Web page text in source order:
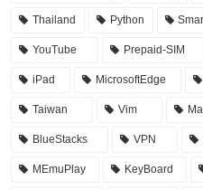
Thailand Python
YouTube Prepaid-SIM
iPad MicrosoftEdge
Taiwan Vim
BlueStacks VPN
MEmuPlay KeyBoard